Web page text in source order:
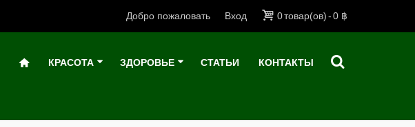
0товар(ов)-0 ฿
Добро пожаловать Вход
КРАСОТА ЗДОРОВЬЕ СТАТЬИ КОНТАКТЫ